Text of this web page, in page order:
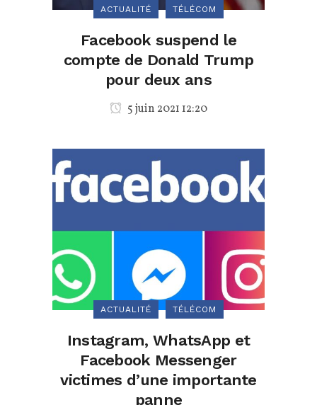
ACTUALITÉ TÉLÉCOM
Facebook suspend le
compte de Donald Trump
pour deux ans
5 juin 2021 12:20
ACTUALITÉ TÉLÉCOM
Instagram, WhatsApp et
Facebook Messenger
victimes d’une importante
panne